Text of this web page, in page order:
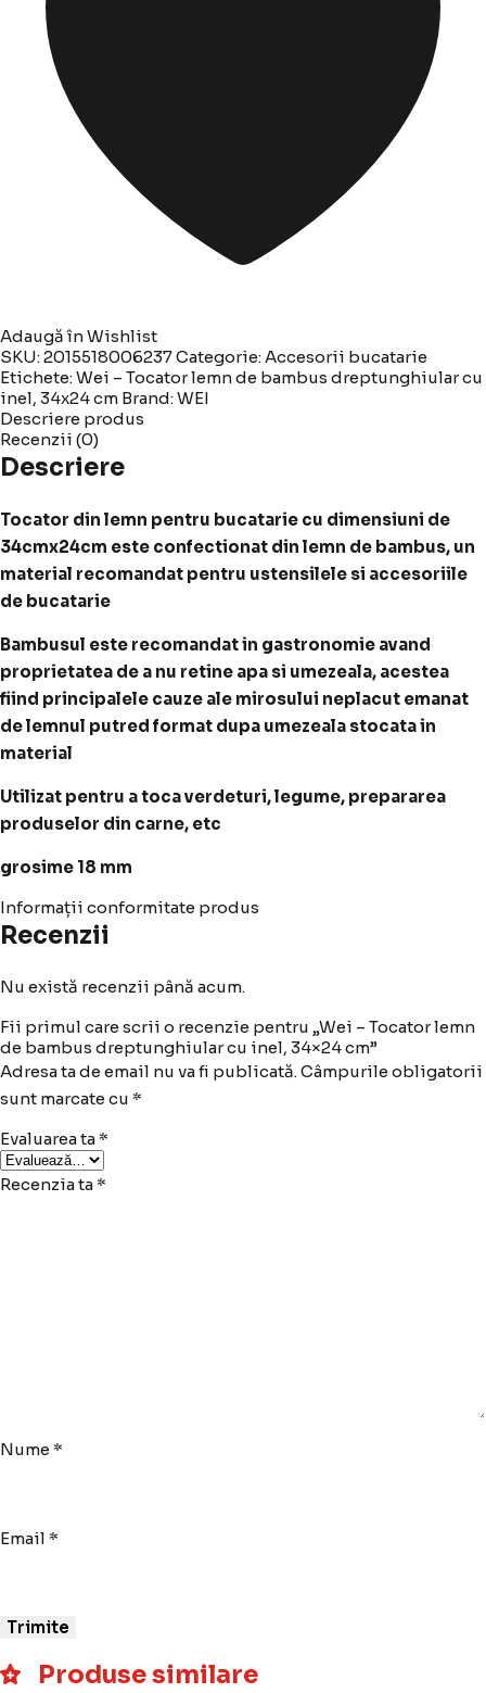
Adaugă în Wishlist
SKU:2015518006237Categorie:Accesorii bucatarie
Etichete:Wei – Tocator lemn de bambus dreptunghiular cu
inel, 34x24 cm Brand:WEI
Descriere produs
Recenzii (0)
Descriere
Tocator din lemn pentru bucatarie cu dimensiuni de
34cmx24cm este confectionat din lemn de bambus, un
material recomandat pentru ustensilele si accesoriile
de bucatarie
Bambusul este recomandat in gastronomie avand
proprietatea de a nu retine apa si umezeala, acestea
fiind principalele cauze ale mirosului neplacut emanat
de lemnul putred format dupa umezeala stocata in
material
Utilizat pentru a toca verdeturi, legume, prepararea
produselor din carne, etc
grosime 18 mm
Informații conformitate produs
Recenzii
Nu există recenzii până acum.
Fii primul care scrii o recenzie pentru „Wei – Tocator lemn
de bambus dreptunghiular cu inel, 34×24 cm”
Adresa ta de email nu va fi publicată.Câmpurile obligatorii
sunt marcate cu *
Evaluarea ta*
Recenzia ta*
Nume*
Email *
Produse similare